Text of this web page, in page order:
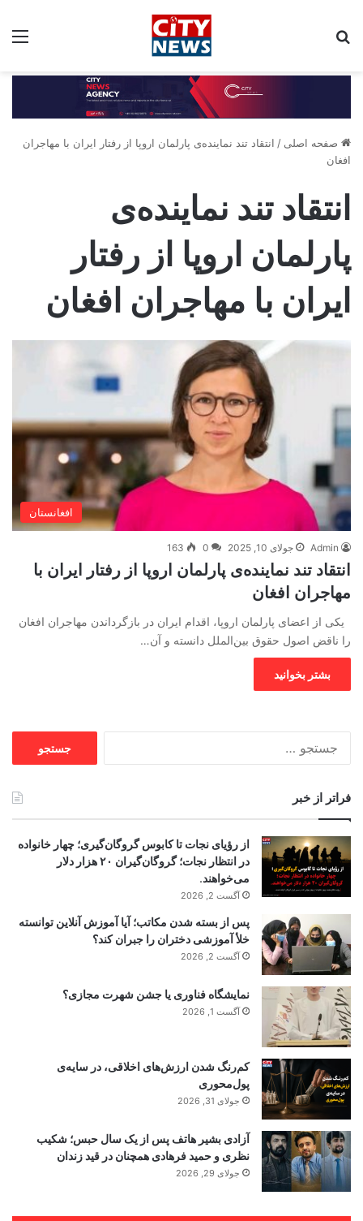
صفحه اصلی / انتقاد تند نماینده‌ی پارلمان اروپا از رفتار ایران با مهاجران
افغان
انتقاد تند نماینده‌ی
پارلمان اروپا از رفتار
ایران با مهاجران افغان
افغانستان
Admin جولای 10, 2025 0
163
انتقاد تند نماینده‌ی پارلمان اروپا از رفتار ایران با
مهاجران افغان
یکی از اعضای پارلمان اروپا، اقدام ایران در بازگرداندن مهاجران افغان
را ناقض اصول حقوق بین‌الملل دانسته و آن…
بشتر بخوانید
فراتر از خبر
از رؤیای نجات تا کابوس گروگان‌گیری؛ چهار خانواده
در انتظار نجات؛ گروگان‌گیران ۲۰ هزار دلار
می‌خواهند.
آگست 2, 2026
پس از بسته شدن مکاتب؛ آیا آموزش آنلاین توانسته
خلأ آموزشی دختران را جبران کند؟
آگست 2, 2026
نمایشگاه فناوری یا جشن شهرت مجازی؟
آگست 1, 2026
کم‌رنگ شدن ارزش‌های اخلاقی، در سایه‌ی
پول‌محوری
جولای 31, 2026
آزادی بشیر هاتف پس از یک سال حبس؛ شکیب
نظری و حمید فرهادی همچنان در قید زندان
جولای 29, 2026